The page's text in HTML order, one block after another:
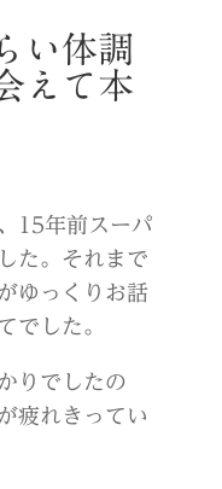
い体調
えて本
15年前スーパ
た。それまで
ゆっくりお話
でした。
りでしたの
疲れきってい